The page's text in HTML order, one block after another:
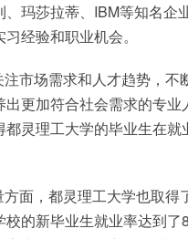
玛莎拉蒂、IBM等知名企
经验和职业机会。
市场需求和人才趋势，不
更加符合社会需求的专业
灵理工大学的毕业生在就
面，都灵理工大学也取得
的新毕业生就业率达到了